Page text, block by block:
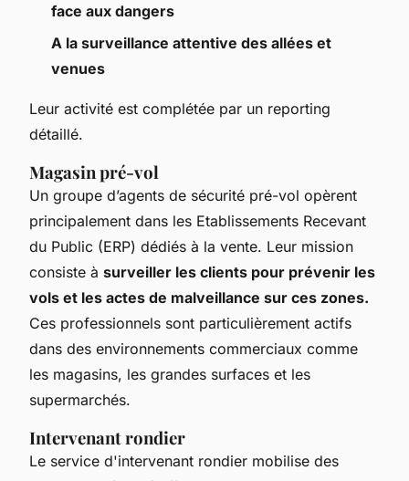
face aux dangers
A la surveillance attentive des allées et
venues
Leur activité est complétée par un reporting
détaillé.
Magasin pré-vol
Un groupe d’agents de sécurité pré-vol opèrent
principalement dans les Etablissements Recevant
du Public (ERP) dédiés à la vente. Leur mission
consiste à surveiller les clients pour prévenir les
vols et les actes de malveillance sur ces zones.
Ces professionnels sont particulièrement actifs
dans des environnements commerciaux comme
les magasins, les grandes surfaces et les
supermarchés.
Intervenant rondier
Le service d'intervenant rondier mobilise des